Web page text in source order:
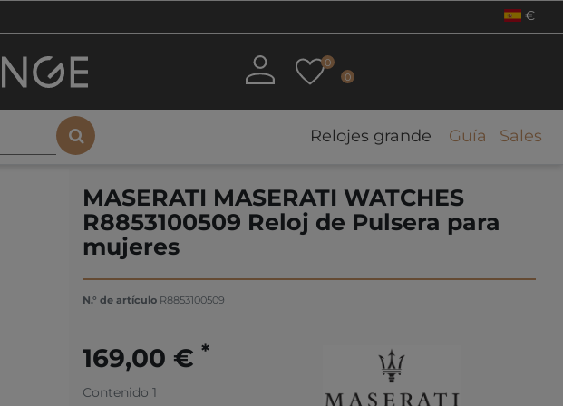
€
0
0
Relojes grande Guía Sales
MASERATI MASERATI WATCHES
R8853100509 Reloj de Pulsera para
mujeres
N.° de artículo R8853100509
169,00 € *
Contenido 1